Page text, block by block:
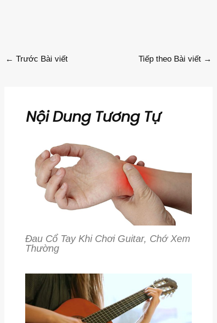
← Trước Bài viết Tiếp theo Bài viết →
Nội Dung Tương Tự
Đau Cổ Tay Khi Chơi Guitar, Chớ Xem
Thường